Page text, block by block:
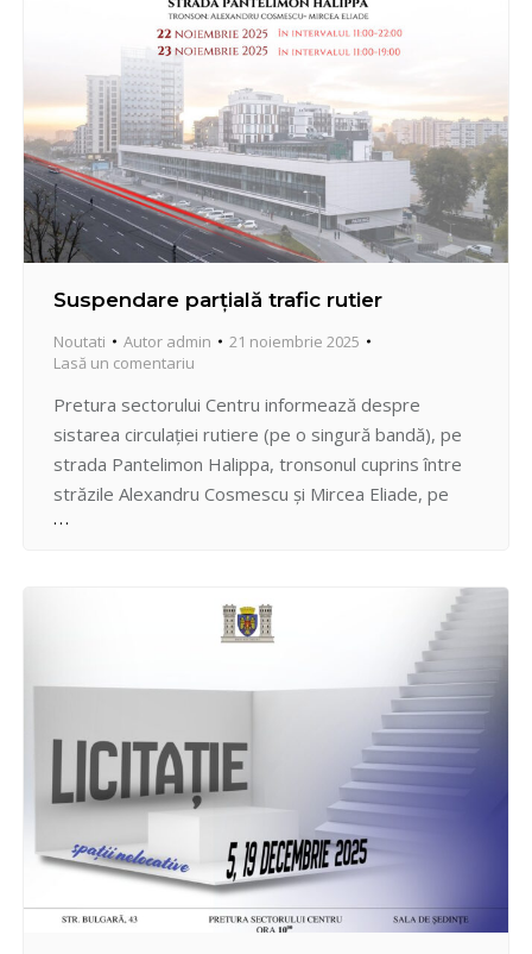
Suspendare parțială trafic rutier
Noutati Autor admin
21 noiembrie 2025
Lasă un comentariu
Pretura sectorului Centru informează despre
sistarea circulației rutiere (pe o singură bandă), pe
strada Pantelimon Halippa, tronsonul cuprins între
străzile Alexandru Cosmescu și Mircea Eliade, pe
data de 22 noiembrie 2025, în intervalul de timp
intervalul de timp 11:00-19:00. Măsura a fost luată